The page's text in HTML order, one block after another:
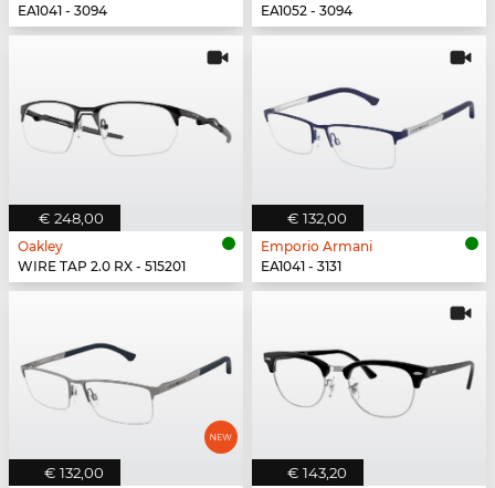
EA1041 - 3094
EA1052 - 3094
€ 248,00
Oakley
WIRE TAP 2.0 RX - 515201
€ 132,00
Emporio Armani
EA1041 - 3131
€ 132,00 € 143,20